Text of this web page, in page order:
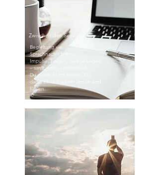
Zwischen den Sessions
Begleitung via
Sprachnachrichten.
Impulse, Fragen, Spiegelungen
– sanft, echt, verbindend.
Du musst nichts leisten. Du
darfst einfach weiter atmen und
fühlen.